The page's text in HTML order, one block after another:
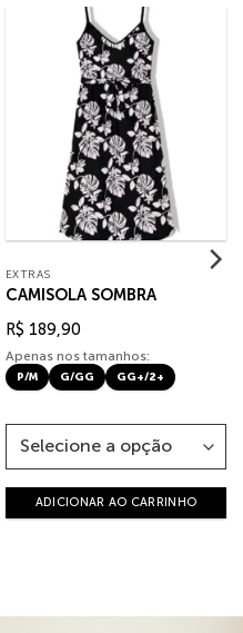
EXTRAS
CAMISOLA SOMBRA
R$ 189,90
Apenas nos tamanhos:
P/M G/GG GG+/2+
ADICIONAR AO CARRINHO